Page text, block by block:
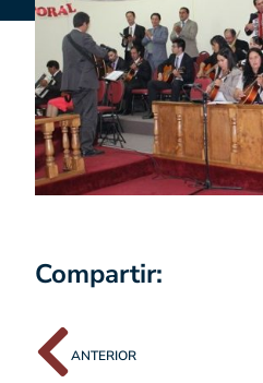
Compartir:
ANTERIOR